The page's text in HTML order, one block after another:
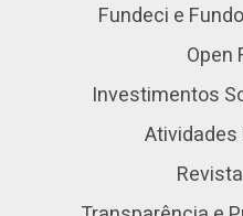
Fundeci e
Open
Investimentos